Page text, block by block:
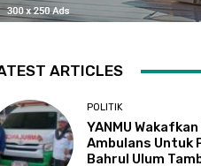
ARTICLES
POLITIK
YANMU Wakafkan
Ambulans Untuk
Bahrul Ulum